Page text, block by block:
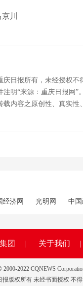
京川
日报所有，未经授权
明“来源：重庆日报网”
载内容之原创性、真实
经济网 光明网 中国
团 | 关于我们 |
2000-2022 CQNEWS
报版权所有 未经书面授权 不